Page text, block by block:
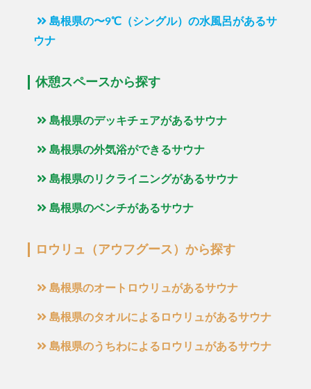
島根県の〜9℃（シングル）の水風呂があるサ
ウナ
休憩スペースから探す
島根県のデッキチェアがあるサウナ
島根県の外気浴ができるサウナ
島根県のリクライニングがあるサウナ
島根県のベンチがあるサウナ
ロウリュ（アウフグース）から探す
島根県のオートロウリュがあるサウナ
島根県のタオルによるロウリュがあるサウナ
島根県のうちわによるロウリュがあるサウナ